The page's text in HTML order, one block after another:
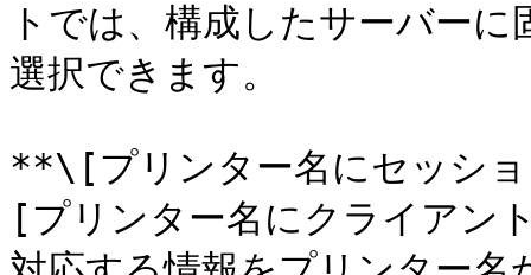
トでは、構成したサーバー
選択できます。
**\[プリンター名にセッシ
[プリンター名にクライア